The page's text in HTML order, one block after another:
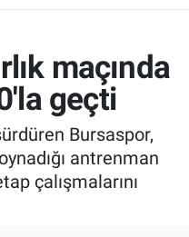
maçında
geçti
Bursaspor,
antrenman
çalışmalarını